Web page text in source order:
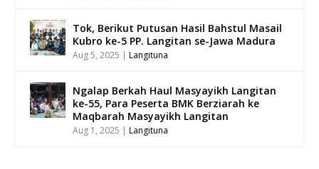
Tok, Berikut Putusan Hasil Bahstul Masail
Kubro ke-5 PP. Langitan se-Jawa Madura
Aug 5, 2025 |Langituna
Ngalap Berkah Haul Masyayikh Langitan
ke-55, Para Peserta BMK Berziarah ke
Maqbarah Masyayikh Langitan
Aug 1, 2025 |Langituna